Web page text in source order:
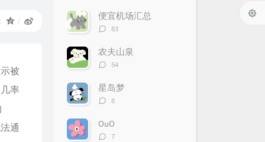
被
率
通
数：
便宜机场汇总
评
数：
83
农夫山泉
评
数：
54
星岛梦
评
数：
8
OuO
评
7